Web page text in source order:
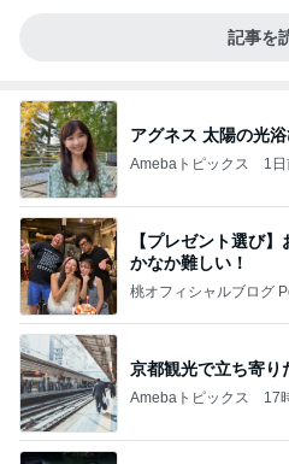
記事を
アグネス 太陽の光
Amebaトピックス 1
【プレゼント選び
かなか難しい！
桃オフィシャルブログ
京都観光で立ち寄り
Amebaトピックス 17